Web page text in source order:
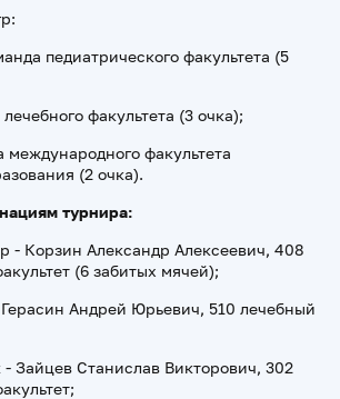
педиатрического факультета (5
факультета (3 очка);
международного факультета
(2 очка).
турнира:
- Корзин Александр Алексеевич, 408
(6 забитых мячей);
Андрей Юрьевич, 510 лечебный
Зайцев Станислав Викторович, 302